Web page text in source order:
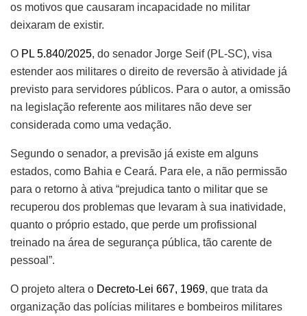
os motivos que causaram incapacidade no militar
deixaram de existir.
O PL 5.840/2025, do senador Jorge Seif (PL-SC), visa
estender aos militares o direito de reversão à atividade já
previsto para servidores públicos. Para o autor, a omissão
na legislação referente aos militares não deve ser
considerada como uma vedação.
Segundo o senador, a previsão já existe em alguns
estados, como Bahia e Ceará. Para ele, a não permissão
para o retorno à ativa “prejudica tanto o militar que se
recuperou dos problemas que levaram à sua inatividade,
quanto o próprio estado, que perde um profissional
treinado na área de segurança pública, tão carente de
pessoal”.
O projeto altera o Decreto-Lei 667, 1969, que trata da
organização das polícias militares e bombeiros militares